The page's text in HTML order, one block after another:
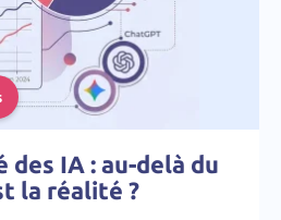
des IA : au-delà du
la réalité ?